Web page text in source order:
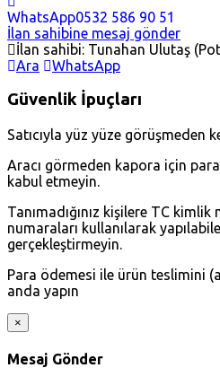
WhatsApp0532 586 90 51
İlan sahibine mesaj gönder
İlan sahibi: Tunahan Ulutaş
Ara
WhatsApp
Güvenlik İpuçları
Satıcıyla yüz yüze görüşmeden
Aracı görmeden kapora için
kabul etmeyin.
Tanımadığınız kişilere TC
numaraları kullanılarak
gerçekleştirmeyin.
Para ödemesi ile ürün teslimini
anda yapın
×
Mesaj Gönder